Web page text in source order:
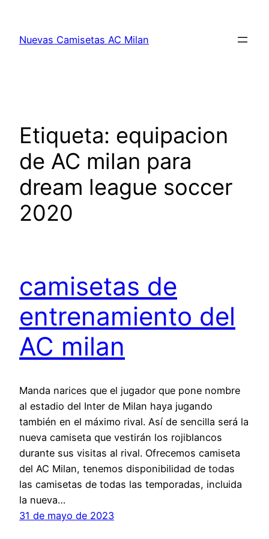
contenido
Nuevas Camisetas AC Milan
Etiqueta: equipacion
de AC milan para
dream league soccer
2020
camisetas de
entrenamiento del
AC milan
Manda narices que el jugador que pone nombre
al estadio del Inter de Milan haya jugando
también en el máximo rival. Así de sencilla será la
nueva camiseta que vestirán los rojiblancos
durante sus visitas al rival. Ofrecemos camiseta
del AC Milan, tenemos disponibilidad de todas
las camisetas de todas las temporadas, incluida
la nueva…
31 de mayo de 2023